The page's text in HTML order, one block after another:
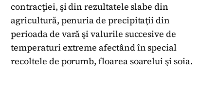
contracţiei, şi din rezultatele slabe din
agricultură, penuria de precipitaţii din
perioada de vară şi valurile succesive de
temperaturi extreme afectând în special
recoltele de porumb, floarea soarelui şi soia.